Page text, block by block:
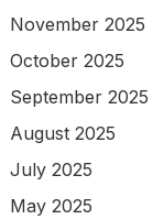
November 2025
October 2025
September 2025
August 2025
July 2025
May 2025